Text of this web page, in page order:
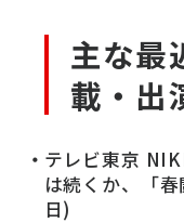
主な最
載・出
テレビ東京
は続くか、「
日)